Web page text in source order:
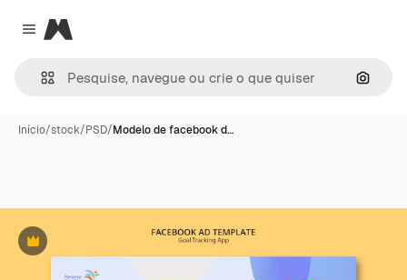
Close menu
Magnific
Início/stock/PSD/Modelo de facebook d…
Premium